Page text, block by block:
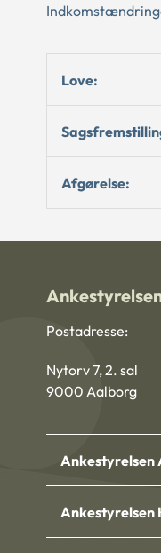
Love:
Afgørelse:
Postadresse:
Nytorv 7, 2. sal
9000 Aalborg
Ankestyrelsen
Ankestyrelsen